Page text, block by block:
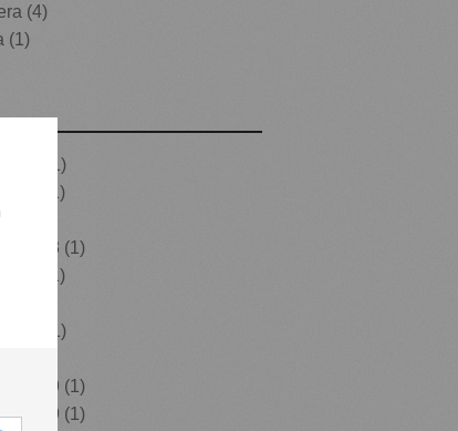
(4)
(1)
(1)
(1)
2023 (1)
(1)
(1)
2019 (1)
2019 (1)